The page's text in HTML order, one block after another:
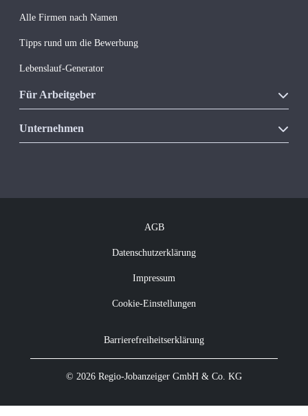
Alle Firmen nach Namen
Tipps rund um die Bewerbung
Lebenslauf-Generator
Für Arbeitgeber
Unsere Produkte
Unternehmen
AGB
Datenschutzerklärung
Impressum
Cookie-Einstellungen
Barrierefreiheitserklärung
© 2026 Regio-Jobanzeiger GmbH & Co. KG